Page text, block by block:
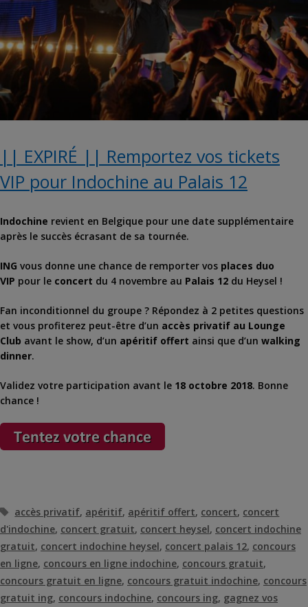
|| EXPIRÉ || Remportez vos tickets
VIP pour Indochine au Palais 12
Indochine revient en Belgique pour une date supplémentaire
après le succès écrasant de sa tournée.
ING vous donne une chance de remporter vos places duo
VIP pour le concert du 4 novembre au Palais 12 du Heysel !
Fan inconditionnel du groupe ? Répondez à 2 petites questions
et vous profiterez peut-être d’un accès privatif au Lounge
Club avant le show, d’un apéritif offert ainsi que d’un walking
dinner.
Validez votre participation avant le 18 octobre 2018. Bonne
chance !
Étiquettes
accès privatif, apéritif, apéritif offert, concert, concert
d'indochine, concert gratuit, concert heysel, concert indochine
gratuit, concert indochine heysel, concert palais 12, concours
en ligne, concours en ligne indochine, concours gratuit,
concours gratuit en ligne, concours gratuit indochine, concours
gratuit ing, concours indochine, concours ing, gagnez vos